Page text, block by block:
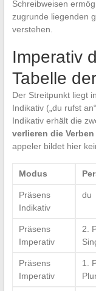
Schreibweisen
zugrunde liegenden
verstehen.
Imperativ
Tabelle
Der Streitpunkt liegt
Indikativ („du rufst
Indikativ erhält die
verlieren die
appeler bildet hier
Modus
Präsens
Indikativ
du
Präsens
Imperativ
2.
Präsens
Imperativ
1.